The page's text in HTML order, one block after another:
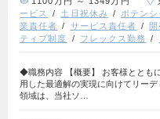
ービス
土日祝休み ポテンシ
業責任者
サービス責任者
ティブ制度
フレックス勤務
◆職務内容 【概要】 お客様ととも
用した最適解の実現に向けてリー
領域は、当社ソ…